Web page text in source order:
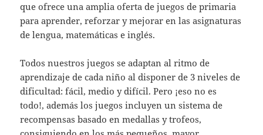
que ofrece una amplia oferta de juegos de primaria
para aprender, reforzar y mejorar en las asignaturas
de lengua, matemáticas e inglés.
Todos nuestros juegos se adaptan al ritmo de
aprendizaje de cada niño al disponer de 3 niveles de
dificultad: fácil, medio y difícil. Pero ¡eso no es
todo!, además los juegos incluyen un sistema de
recompensas basado en medallas y trofeos,